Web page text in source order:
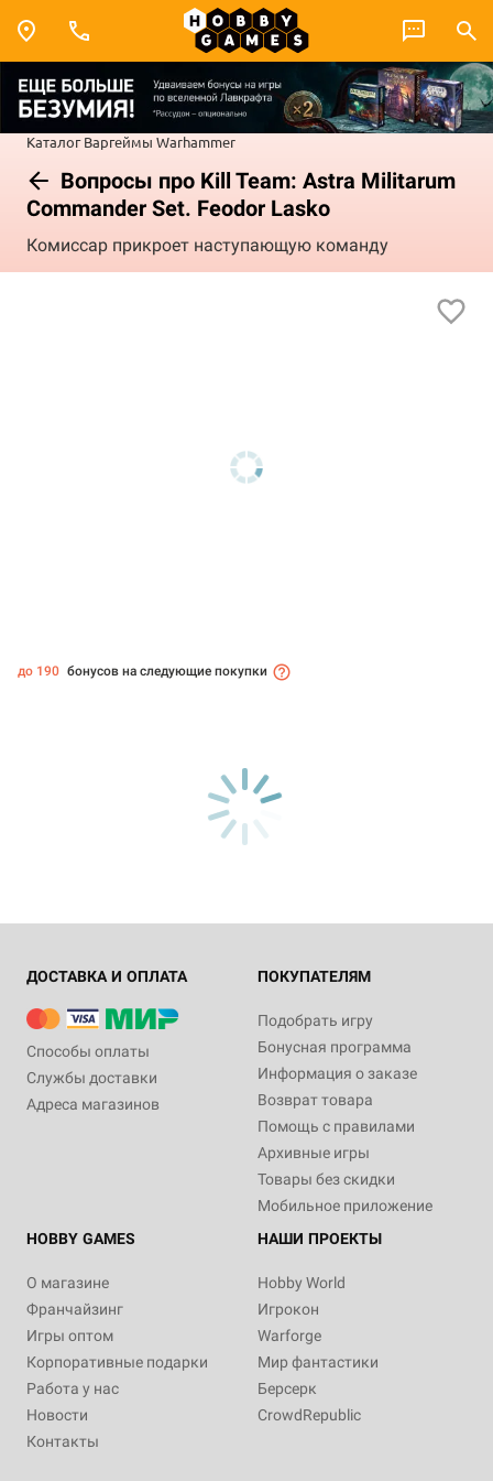
Каталог Варгеймы Warhammer
Вопросы про Kill Team: Astra Militarum
Commander Set. Feodor Lasko
Комиссар прикроет наступающую команду
до 190 бонусов на следующие покупки
ДОСТАВКА И ОПЛАТА
Способы оплаты
Службы доставки
Адреса магазинов
ПОКУПАТЕЛЯМ
Подобрать игру
Бонусная программа
Информация о заказе
Возврат товара
Помощь с правилами
Архивные игры
Товары без скидки
Мобильное приложение
HOBBY GAMES
О магазине
Франчайзинг
Игры оптом
Корпоративные подарки
Работа у нас
Новости
Контакты
НАШИ ПРОЕКТЫ
Hobby World
Игрокон
Warforge
Мир фантастики
Берсерк
CrowdRepublic